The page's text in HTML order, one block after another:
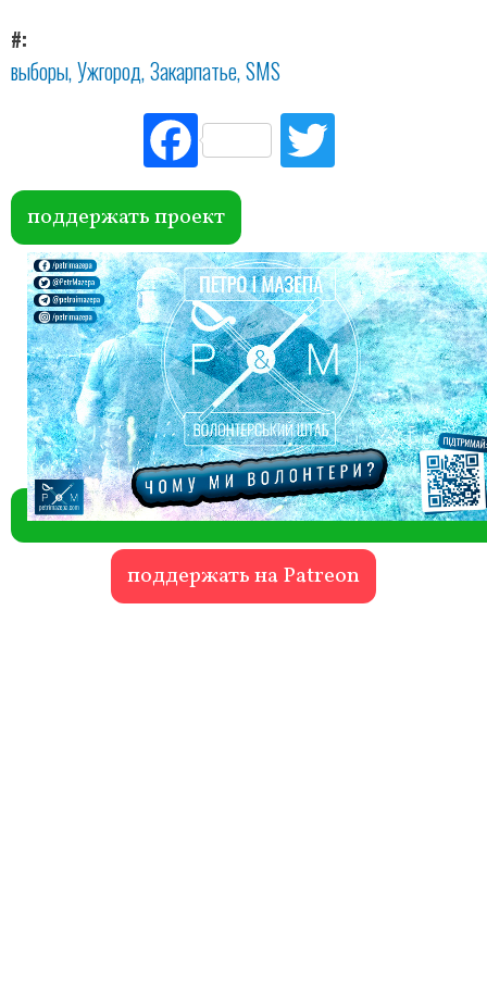
#
выборы Ужгород Закарпатье SMS
Fac
ebo
ok
поддержать проект
поддержать на Patreon